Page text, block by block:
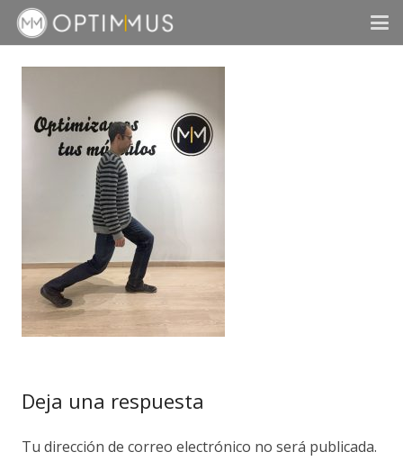
Deja una respuesta
Tu dirección de correo electrónico no será publicada.